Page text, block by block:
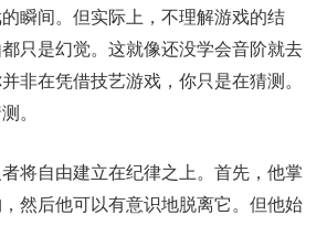
瞬间。但实际上，不理解游戏的结
只是幻觉。这就像还没学会音阶就去
非在凭借技艺游戏，你只是在猜测。
。
将自由建立在纪律之上。首先，他掌
然后他可以有意识地脱离它。但他始